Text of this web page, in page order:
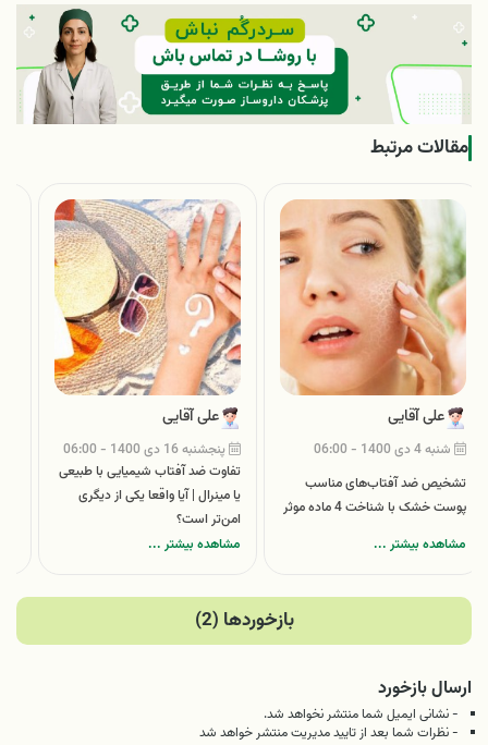
مقالات مرتبط
علی آقایی
شنبه 4 دی 1400 - 06:00
تشخیص ضد آفتاب‌های مناسب
پوست خشک با شناخت 4 ماده موثر
مشاهده بیشتر ...
علی آقایی
پنجشنبه 16 دی 1400 - 06:00
تفاوت ضد آفتاب شیمیایی با طبیعی
یا مینرال | آیا واقعا یکی از دیگری
امن‌تر است؟
مشاهده بیشتر ...
بازخوردها (2)
ارسال بازخورد
- نشانی ایمیل شما منتشر نخواهد شد.
- نظرات شما بعد از تایید مدیریت منتشر خواهد شد